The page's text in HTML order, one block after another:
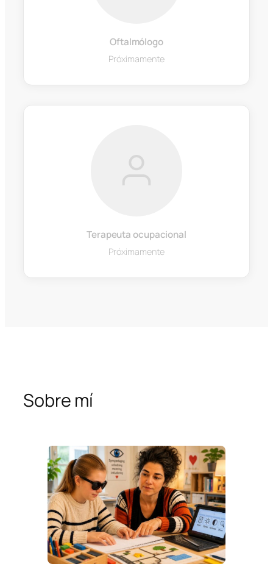
Oftalmólogo
Próximamente
Terapeuta ocupacional
Próximamente
Sobre mí